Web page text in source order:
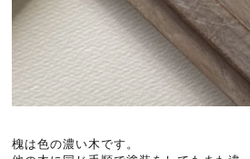
槐は色の濃い木です。